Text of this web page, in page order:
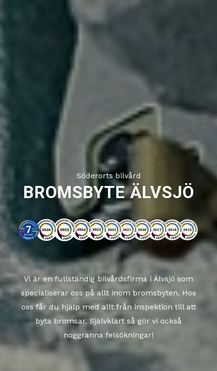
Söderorts bilvård
BROMSBYTE ÄLVSJÖ
Vi är en fullständig bilvårdsfirma i Älvsjö som
specialiserar oss på allt inom bromsbyten. Hos
oss får du hjälp med allt från inspektion till att
byta bromsar. Självklart så gör vi också
noggranna felsökningar!